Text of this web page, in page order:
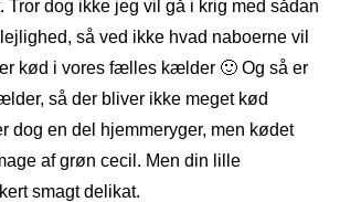
Tror dog ikke jeg vil gå i krig med sådan
så ved ikke hvad naboerne vil
kød i vores fælles kælder 🙂 Og så er
så der bliver ikke meget kød
dog en del hjemmeryger, men kødet
af grøn cecil. Men din lille
smagt delikat.